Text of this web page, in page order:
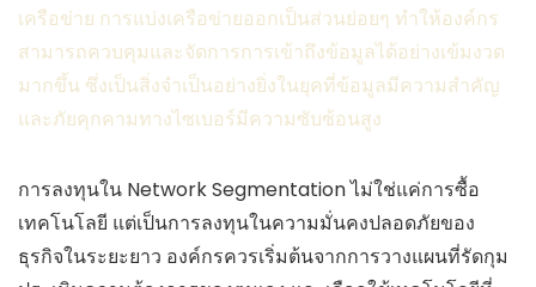
เครือข่าย การแบ่งเครือข่ายออกเป็นส่วนย่อยๆ ทำให้องค์กร
สามารถควบคุมและจัดการการเข้าถึงข้อมูลได้อย่างเข้มงวด
มากขึ้น ซึ่งเป็นสิ่งจำเป็นอย่างยิ่งในยุคที่ข้อมูลมีความสำคัญ
และภัยคุกคามทางไซเบอร์มีความซับซ้อนสูง
การลงทุนใน Network Segmentation ไม่ใช่แค่การซื้อ
เทคโนโลยี แต่เป็นการลงทุนในความมั่นคงปลอดภัยของ
ธุรกิจในระยะยาว องค์กรควรเริ่มต้นจากการวางแผนที่รัดกุม